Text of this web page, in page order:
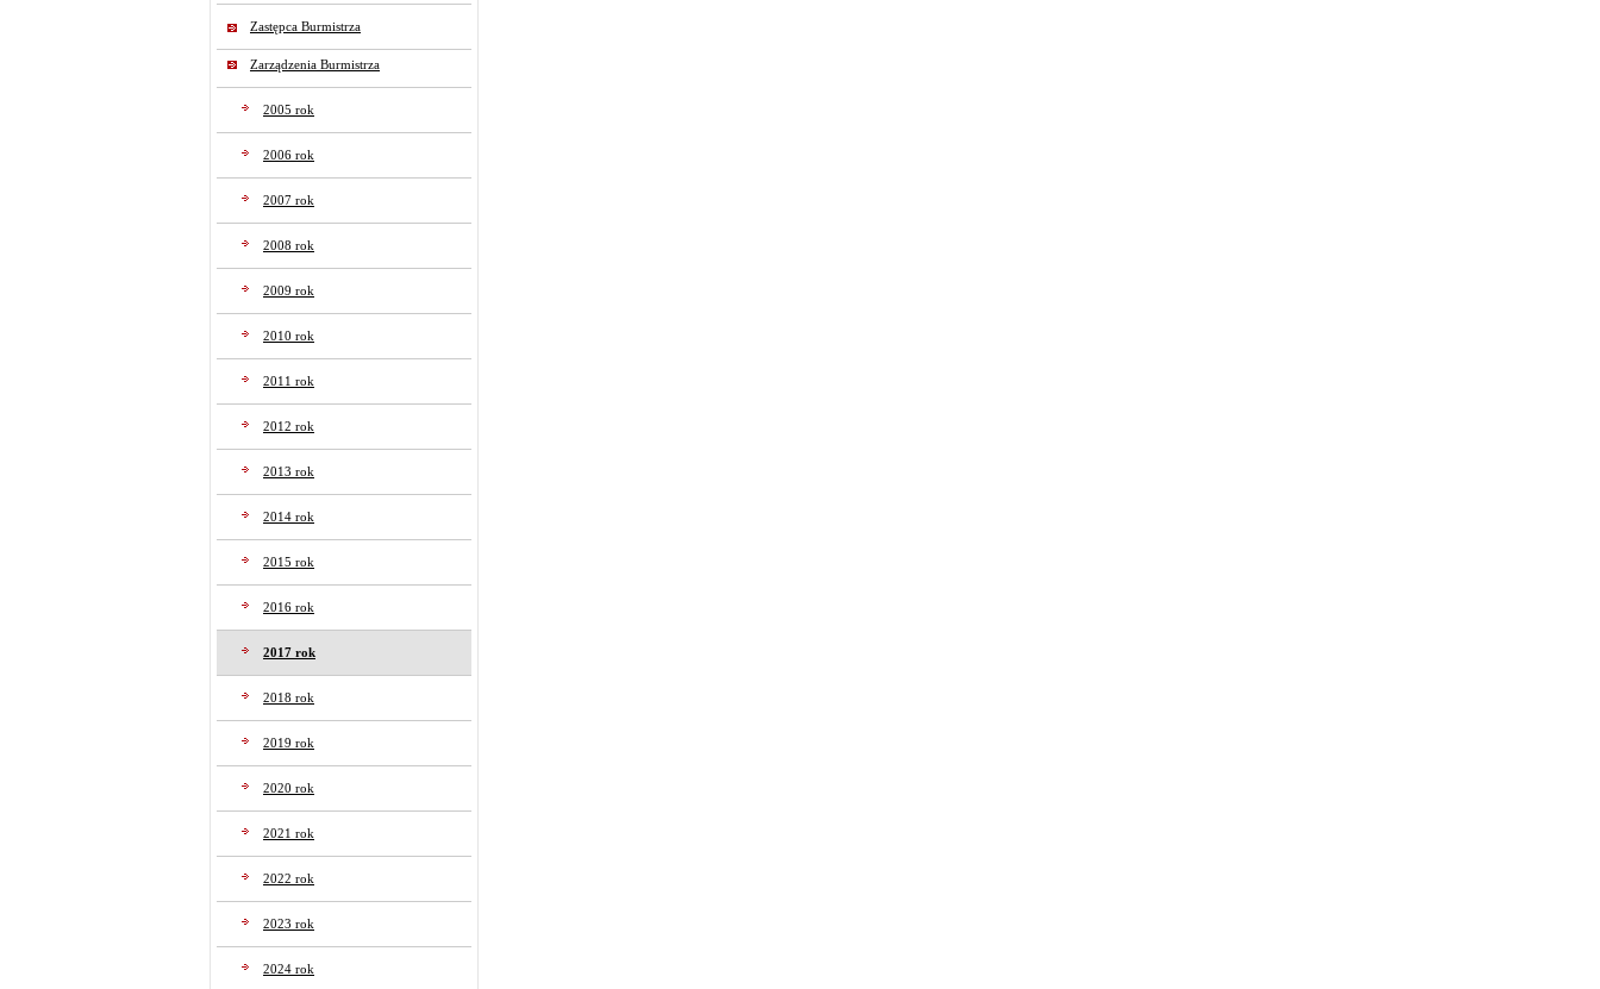
Zastępca Burmistrza
Zarządzenia Burmistrza
2005 rok
2006 rok
2007 rok
2008 rok
2009 rok
2010 rok
2011 rok
2012 rok
2013 rok
2014 rok
2015 rok
2016 rok
2017 rok
2018 rok
2019 rok
2020 rok
2021 rok
2022 rok
2023 rok
2024 rok